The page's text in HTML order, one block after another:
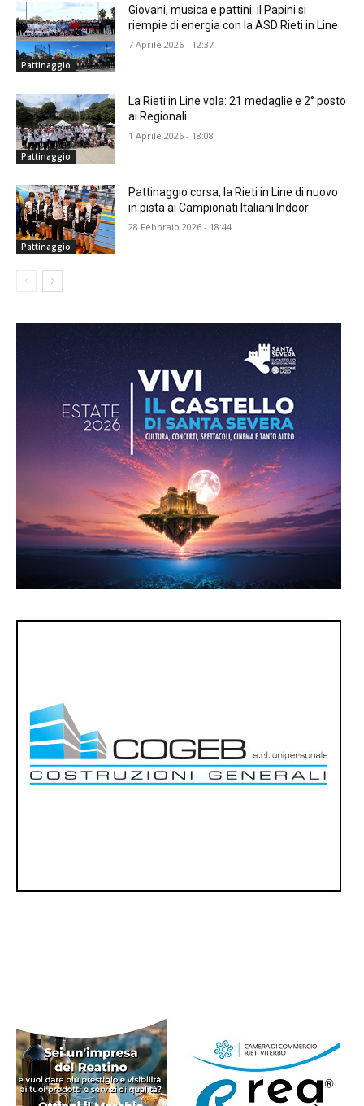
Pattinaggio
Giovani, musica e pattini: il Papini si
riempie di energia con la ASD Rieti in Line
7 Aprile 2026 - 12:37
Pattinaggio
La Rieti in Line vola: 21 medaglie e 2° posto
ai Regionali
1 Aprile 2026 - 18:08
Pattinaggio
Pattinaggio corsa, la Rieti in Line di nuovo
in pista ai Campionati Italiani Indoor
28 Febbraio 2026 - 18:44